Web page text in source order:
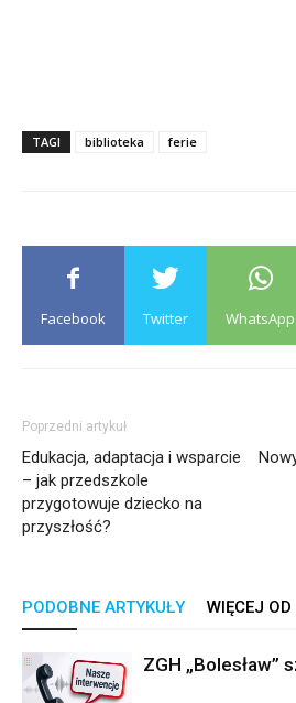
TAGI biblioteka ferie
Facebook Twitter WhatsApp
Poprzedni artykuł
Edukacja, adaptacja i wsparcie
– jak przedszkole
przygotowuje dziecko na
przyszłość?
PODOBNE ARTYKUŁY WIĘCEJ
ZGH „Bolesław”